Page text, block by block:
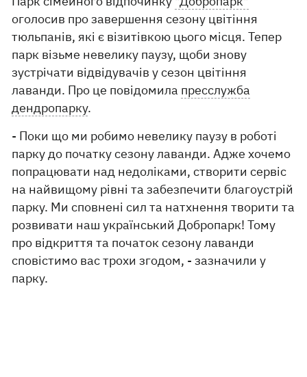
оголосив про завершення сезону цвітіння
тюльпанів, які є візитівкою цього місця. Тепер
парк візьме невелику паузу, щоби знову
зустрічати відвідувачів у сезон цвітіння
лаванди. Про це повідомила пресслужба
дендропарку.
- Поки що ми робимо невелику паузу в роботі
парку до початку сезону лаванди. Адже хочемо
попрацювати над недоліками, створити сервіс
на найвищому рівні та забезпечити благоустрій
парку. Ми сповнені сил та натхнення творити та
розвивати наш український Добропарк! Тому
про відкриття та початок сезону лаванди
сповістимо вас трохи згодом, - зазначили у
парку.